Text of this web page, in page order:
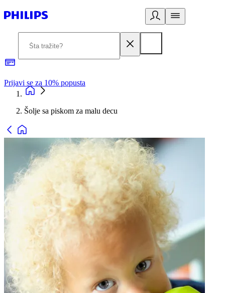
Prijavi se za 10% popusta
Šolje sa piskom za malu decu